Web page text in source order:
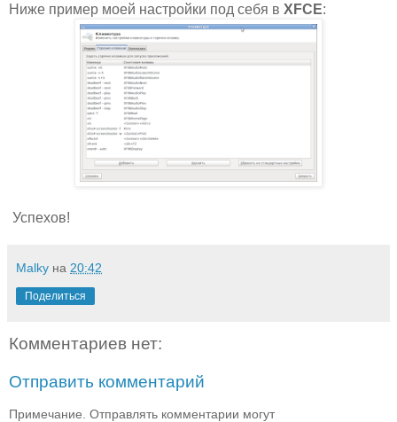
Ниже пример моей настройки под себя в XFCE:
Успехов!
Malky на 20:42
Поделиться
Комментариев нет:
Отправить комментарий
Примечание. Отправлять комментарии могут